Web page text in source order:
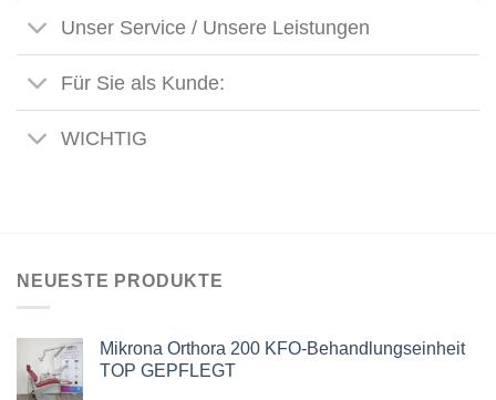
Unser Service / Unsere Leistungen
Für Sie als Kunde:
WICHTIG
NEUESTE PRODUKTE
Mikrona Orthora 200 KFO-Behandlungseinheit
TOP GEPFLEGT